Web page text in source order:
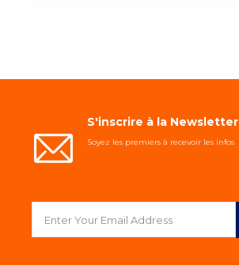
S'inscrire à la Newsletter
Soyez les premiers à recevoir les infos